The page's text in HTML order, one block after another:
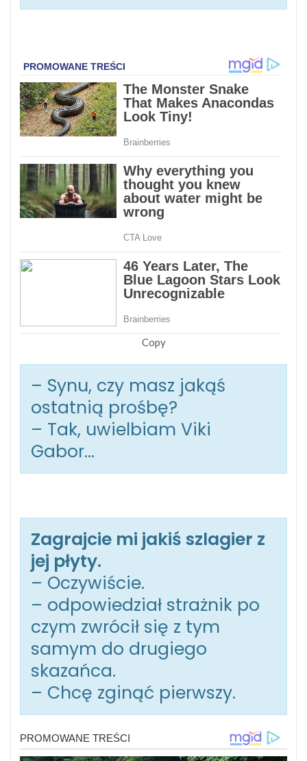
Copy
– Synu, czy masz jakąś
ostatnią prośbę?
– Tak, uwielbiam Viki
Gabor…
Zagrajcie mi jakiś szlagier z
jej płyty.
– Oczywiście.
– odpowiedział strażnik po
czym zwrócił się z tym
samym do drugiego
skazańca.
– Chcę zginąć pierwszy.